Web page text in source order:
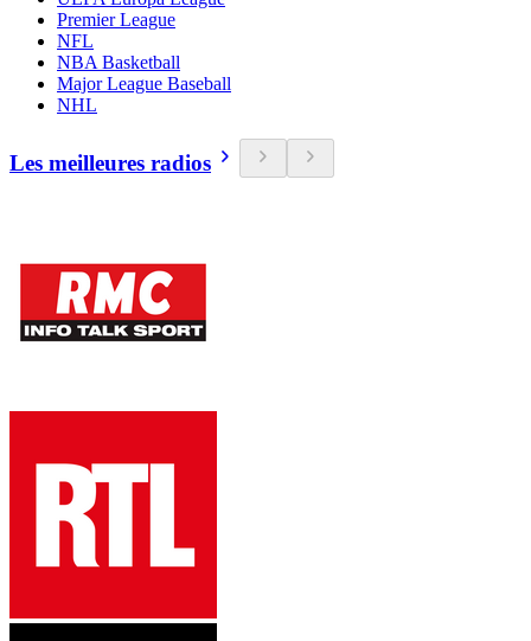
Premier League
NFL
NBA Basketball
Major League Baseball
NHL
Les meilleures radios